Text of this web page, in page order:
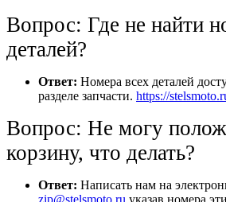
Вопрос: Где не найти
деталей?
Ответ: Номера всех деталей
разделе запчасти. https://
Вопрос: Не могу
корзину, что делать?
Ответ: Написать нам на
zip@stelsmoto.ru указав номера